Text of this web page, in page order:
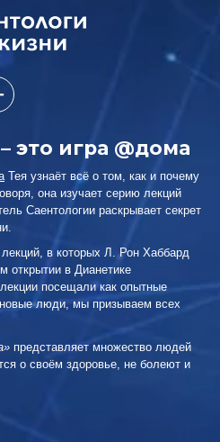
это игра @дома
Тея узнаёт всё о том, как и почему
она изучает серию лекций
Саентологии раскрывает секрет
в которых Л. Рон Хаббард
открытии в Дианетике
посещали как опытные
люди, мы призываем всех
представляет множество людей
о своём здоровье, не болеют и